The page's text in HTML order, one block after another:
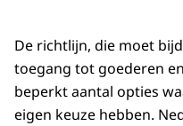
De richtlijn, die moet
toegang tot goederen
beperkt aantal opties
eigen keuze hebben.